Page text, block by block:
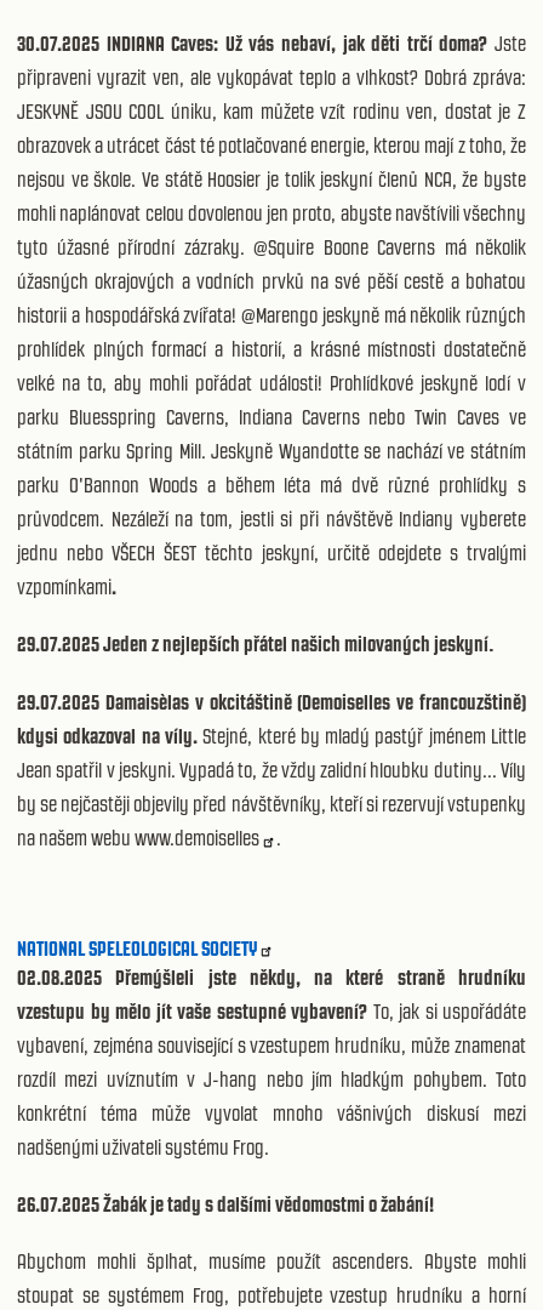
30.07.2025 INDIANA Caves: Už vás nebaví, jak děti trčí doma? Jste
připraveni vyrazit ven, ale vykopávat teplo a vlhkost? Dobrá zpráva:
JESKYNĚ JSOU COOL úniku, kam můžete vzít rodinu ven, dostat je Z
obrazovek a utrácet část té potlačované energie, kterou mají z toho, že
nejsou ve škole. Ve státě Hoosier je tolik jeskyní členů NCA, že byste
mohli naplánovat celou dovolenou jen proto, abyste navštívili všechny
tyto úžasné přírodní zázraky. @Squire Boone Caverns má několik
úžasných okrajových a vodních prvků na své pěší cestě a bohatou
historii a hospodářská zvířata! @Marengo jeskyně má několik různých
prohlídek plných formací a historií, a krásné místnosti dostatečně
velké na to, aby mohli pořádat události! Prohlídkové jeskyně lodí v
parku Bluesspring Caverns, Indiana Caverns nebo Twin Caves ve
státním parku Spring Mill. Jeskyně Wyandotte se nachází ve státním
parku O'Bannon Woods a během léta má dvě různé prohlídky s
průvodcem. Nezáleží na tom, jestli si při návštěvě Indiany vyberete
jednu nebo VŠECH ŠEST těchto jeskyní, určitě odejdete s trvalými
vzpomínkami.
29.07.2025 Jeden z nejlepších přátel našich milovaných jeskyní.
29.07.2025 Damaisèlas v okcitáštině (Demoiselles ve francouzštině)
kdysi odkazoval na víly.Stejné, které by mladý pastýř jménem Little
Jean spatřil v jeskyni. Vypadá to, že vždy zalidní hloubku dutiny... Víly
by se nejčastěji objevily před návštěvníky, kteří si rezervují vstupenky
na našem webu www.demoiselles .
NATIONAL SPELEOLOGICAL SOCIETY
02.08.2025 Přemýšleli jste někdy, na které straně hrudníku
vzestupu by mělo jít vaše sestupné vybavení? To, jak si uspořádáte
vybavení, zejména související s vzestupem hrudníku, může znamenat
rozdíl mezi uvíznutím v J-hang nebo jím hladkým pohybem. Toto
konkrétní téma může vyvolat mnoho vášnivých diskusí mezi
nadšenými uživateli systému Frog.
26.07.2025 Žabák je tady s dalšími vědomostmi o žabání!
Abychom mohli šplhat, musíme použít ascenders. Abyste mohli
stoupat se systémem Frog, potřebujete vzestup hrudníku a horní